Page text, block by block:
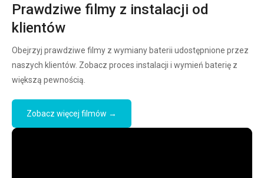
Prawdziwe filmy z instalacji od
klientów
Obejrzyj prawdziwe filmy z wymiany baterii udostępnione przez
naszych klientów. Zobacz proces instalacji i wymień baterię z
większą pewnością.
Zobacz więcej filmów →